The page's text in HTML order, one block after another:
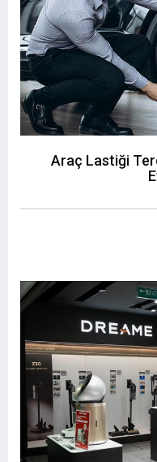
Araç Lastiği